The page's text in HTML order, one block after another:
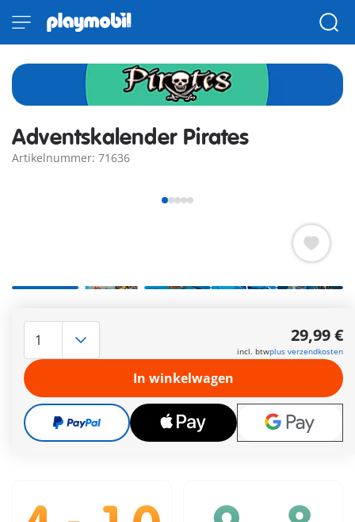
Adventskalender Pirates
Artikelnummer: 71636
Piraten met 24 spannende PLAYMOBIL-verrassingen voor een
spannende tijd voor Kerstmis.
Meer informatie
Gratis verzending vanaf €40
29,99 €
incl. btw plus verzendkosten
29,99 €
incl. btwplus verzendkosten
In winkelwagen